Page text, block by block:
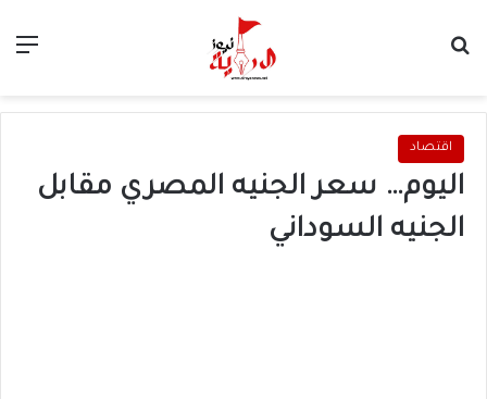
اقتصاد
اليوم… سعر الجنيه المصري مقابل
الجنيه السوداني